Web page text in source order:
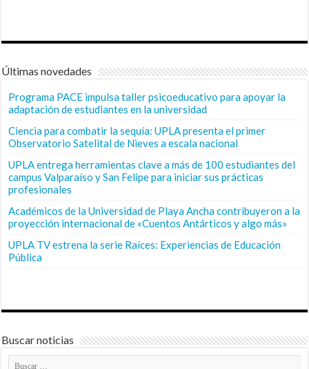
Últimas novedades
Programa PACE impulsa taller psicoeducativo para apoyar la
adaptación de estudiantes en la universidad
Ciencia para combatir la sequía: UPLA presenta el primer
Observatorio Satelital de Nieves a escala nacional
UPLA entrega herramientas clave a más de 100 estudiantes del
campus Valparaíso y San Felipe para iniciar sus prácticas
profesionales
Académicos de la Universidad de Playa Ancha contribuyeron a la
proyección internacional de «Cuentos Antárticos y algo más»
UPLA TV estrena la serie Raíces: Experiencias de Educación
Pública
Buscar noticias